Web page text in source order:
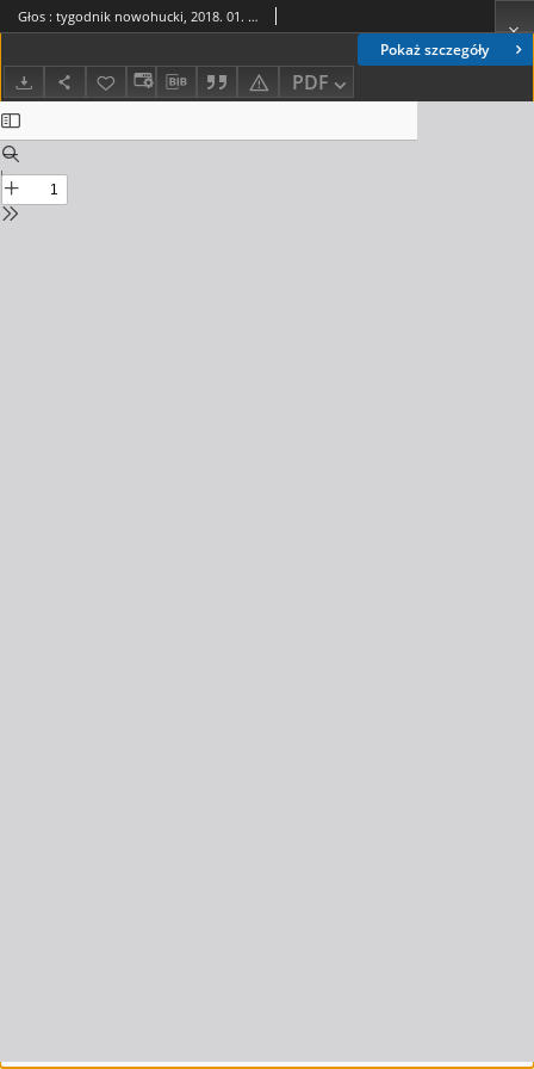
Pokaż szczegóły
PDF
Głos : tygodnik nowohucki, 2018. 01. 19, nr 3